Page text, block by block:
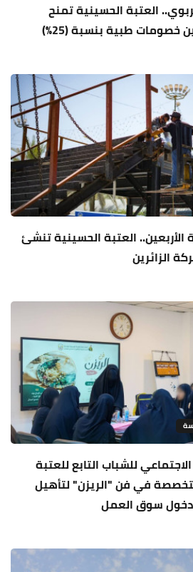
العتبة الحسينية تمنح
طبية بنسبة (25%)
الأربعين.. العتبة الحسينية تنشئ
الزائرين
للشباب التابع للعتبة
في فن "الريزن" لتأهيل
دخول سوق العمل